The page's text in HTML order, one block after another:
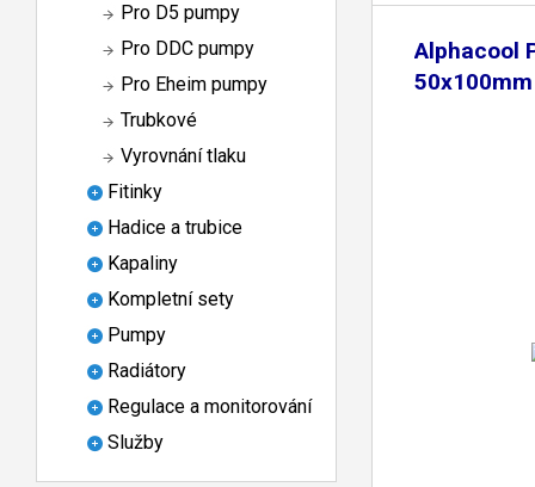
Pro D5 pumpy
Pro DDC pumpy
Pro Eheim pumpy
Trubkové
Vyrovnání tlaku
Fitinky
Hadice a trubice
Kapaliny
Kompletní sety
Pumpy
Radiátory
Regulace a monitorování
Služby
Alphacool